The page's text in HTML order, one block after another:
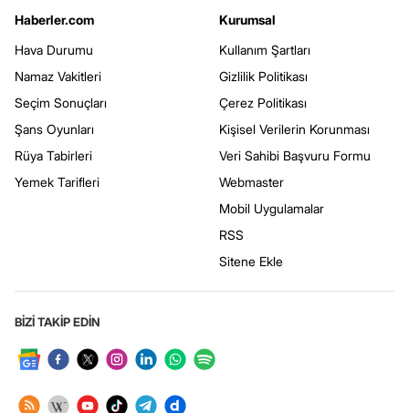
Haberler.com
Hava Durumu
Namaz Vakitleri
Seçim Sonuçları
Şans Oyunları
Rüya Tabirleri
Yemek Tarifleri
Kurumsal
Kullanım Şartları
Gizlilik Politikası
Çerez Politikası
Kişisel Verilerin Korunması
Veri Sahibi Başvuru Formu
Webmaster
Mobil Uygulamalar
RSS
Sitene Ekle
BİZİ TAKİP EDİN